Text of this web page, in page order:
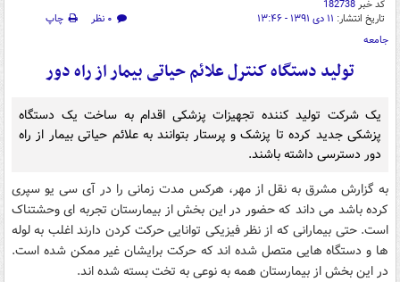
کد خبر182738
تاریخ انتشار: ۱۱ دی ۱۳۹۱ - ۱۳:۴۶ ۰ نظر
چاپ
جامعه
تولید دستگاه کنترل علائم حیاتی بیمار از راه دور
یک شرکت تولید کننده تجهیزات پزشکی اقدام به ساخت یک دستگاه
پزشکی جدید کرده تا پزشک و پرستار بتوانند به علائم حیاتی بیمار از راه
دور دسترسی داشته باشند.
به گزارش مشرق به نقل از مهر، هرکس مدت زمانی را در آی سی یو سپری
کرده باشد می داند که حضور در این بخش از بیمارستان تجربه ای وحشتناک
است. حتی بیمارانی که از نظر فیزیکی توانایی حرکت کردن دارند اغلب به لوله
ها و دستگاه هایی متصل شده اند که حرکت برایشان غیر ممکن شده است.
در این بخش از بیمارستان همه به نوعی به تخت بسته شده اند.